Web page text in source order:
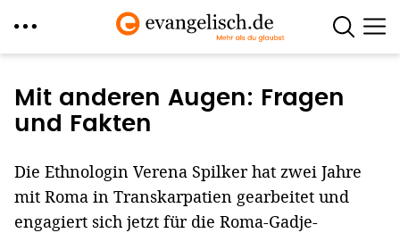
zum
Inhalt
Mit anderen Augen: Fragen
und Fakten
Die Ethnologin Verena Spilker hat zwei Jahre
mit Roma in Transkarpatien gearbeitet und
engagiert sich jetzt für die Roma-Gadje-